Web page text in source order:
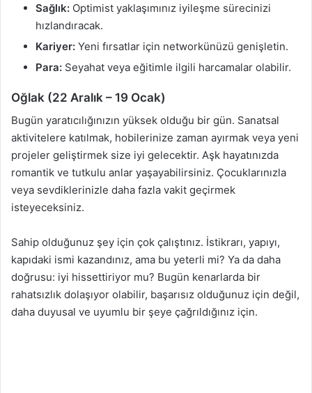
Sağlık: Optimist yaklaşımınız iyileşme sürecinizi
hızlandıracak.
Kariyer: Yeni fırsatlar için networkünüzü genişletin.
Para: Seyahat veya eğitimle ilgili harcamalar olabilir.
Oğlak (22 Aralık – 19 Ocak)
Bugün yaratıcılığınızın yüksek olduğu bir gün. Sanatsal
aktivitelere katılmak, hobilerinize zaman ayırmak veya yeni
projeler geliştirmek size iyi gelecektir. Aşk hayatınızda
romantik ve tutkulu anlar yaşayabilirsiniz. Çocuklarınızla
veya sevdiklerinizle daha fazla vakit geçirmek
isteyeceksiniz.
Sahip olduğunuz şey için çok çalıştınız. İstikrarı, yapıyı,
kapıdaki ismi kazandınız, ama bu yeterli mi? Ya da daha
doğrusu: iyi hissettiriyor mu? Bugün kenarlarda bir
rahatsızlık dolaşıyor olabilir, başarısız olduğunuz için değil,
daha duyusal ve uyumlu bir şeye çağrıldığınız için.